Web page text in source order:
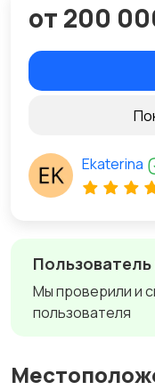
Мы проверили и
пользователя
от 200
Ekaterina